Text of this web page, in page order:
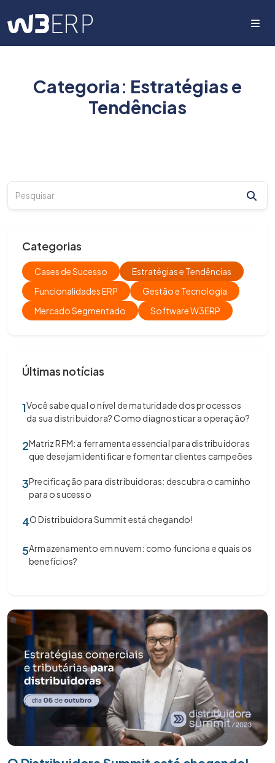
Categoria: Estratégias e
Tendências
Categorias
Cases de Sucesso
Estratégias e Tendências
Funcionalidades ERP
Gestão e Tecnologia
Mercado Segmentado
Software W3ERP
Últimas notícias
1Você sabe qual o nível de maturidade dos processos
da sua distribuidora? Como diagnosticar a operação?
2Matriz RFM: a ferramenta essencial para distribuidoras
que desejam identificar e fomentar clientes campeões
3Precificação para distribuidoras: descubra o caminho
para o sucesso
4O Distribuidora Summit está chegando!
5Armazenamento em nuvem: como funciona e quais os
benefícios?